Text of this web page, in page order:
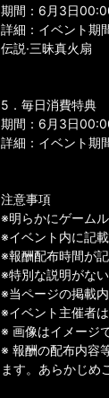
期間：6月3日
詳細：イベント期
伝説·三昧真火扇
5．毎日消費特典
期間：6月3日
詳細：イベント期
注意事項
※明らかにゲーム
※イベント内に記
※報酬配布時間が
※特別な説明がな
※当ページの掲載
※イベント主催者
※ 画像はイメージ
※ 報酬の配布内容
ます。あらかじめ